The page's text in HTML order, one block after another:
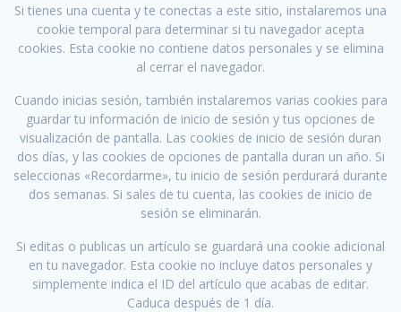
Si tienes una cuenta y te conectas a este sitio, instalaremos una
cookie temporal para determinar si tu navegador acepta
cookies. Esta cookie no contiene datos personales y se elimina
al cerrar el navegador.
Cuando inicias sesión, también instalaremos varias cookies para
guardar tu información de inicio de sesión y tus opciones de
visualización de pantalla. Las cookies de inicio de sesión duran
dos días, y las cookies de opciones de pantalla duran un año. Si
seleccionas «Recordarme», tu inicio de sesión perdurará durante
dos semanas. Si sales de tu cuenta, las cookies de inicio de
sesión se eliminarán.
Si editas o publicas un artículo se guardará una cookie adicional
en tu navegador. Esta cookie no incluye datos personales y
simplemente indica el ID del artículo que acabas de editar.
Caduca después de 1 día.